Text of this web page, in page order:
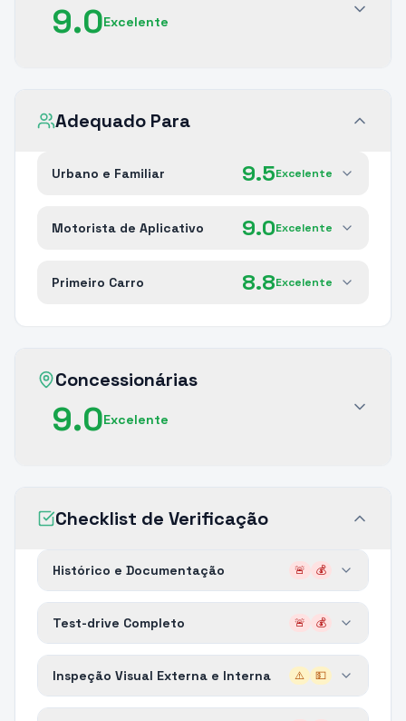
9.0Excelente
Adequado Para
Urbano e Familiar 9.5Excelente
Motorista de Aplicativo 9.0Excelente
Primeiro Carro 8.8Excelente
Concessionárias
9.0Excelente
Checklist de Verificação
Histórico e Documentação 🚨 💰
Test-drive Completo 🚨 💰
Inspeção Visual Externa e Interna ⚠️ 💵